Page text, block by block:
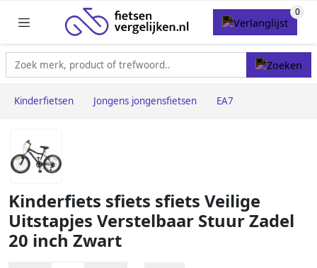
Kinderfietsen Jongens jongensfietsen EA7
Kinderfiets sfiets sfiets Veilige
Uitstapjes Verstelbaar Stuur Zadel
20 inch Zwart